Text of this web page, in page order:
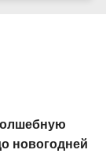
новогодней